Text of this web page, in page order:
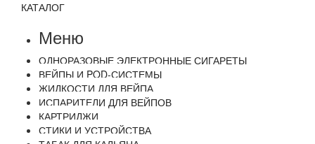
КАТАЛОГ
Меню
ОДНОРАЗОВЫЕ ЭЛЕКТРОННЫЕ СИГАРЕТЫ
ВЕЙПЫ И POD-СИСТЕМЫ
ЖИДКОСТИ ДЛЯ ВЕЙПА
ИСПАРИТЕЛИ ДЛЯ ВЕЙПОВ
КАРТРИДЖИ
СТИКИ И УСТРОЙСТВА